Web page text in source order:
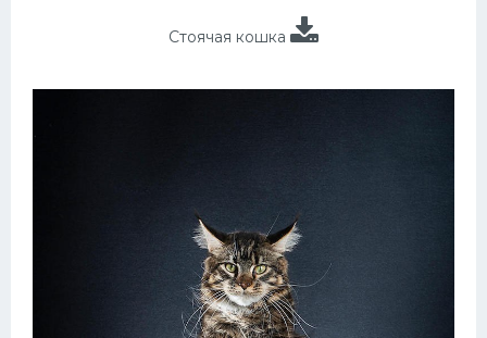
Стоячая кошка